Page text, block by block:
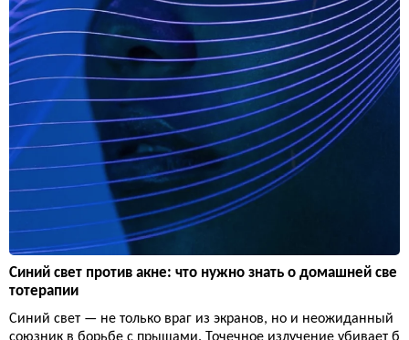
Синий свет против акне: что нужно знать о домашней све
тотерапии
Синий свет — не только враг из экранов, но и неожиданный